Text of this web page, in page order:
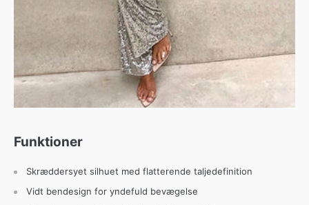
Funktioner
Skræddersyet silhuet med flatterende taljedefinition
Vidt bendesign for yndefuld bevægelse